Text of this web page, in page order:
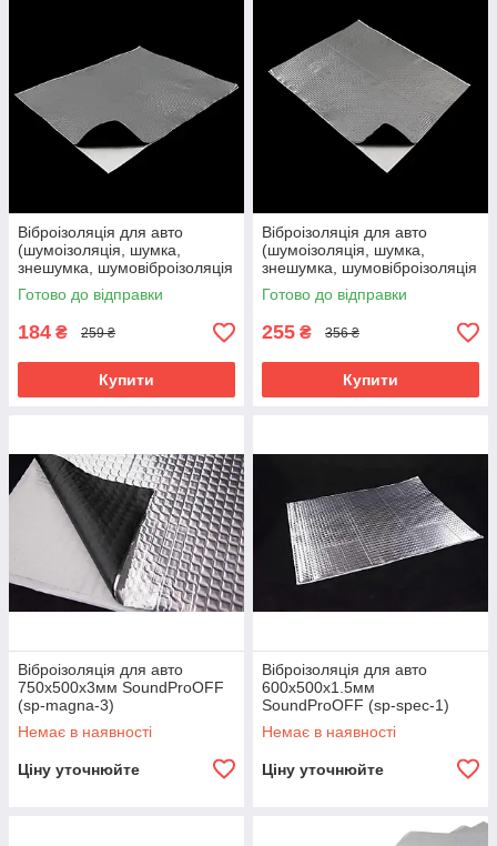
Віброізоляція для авто
(шумоізоляція, шумка,
знешумка, шумовіброізоляція
автомобіля) SoundProOFF X2
(sp-0014)
Готово до відправки
184 ₴ 259 ₴
Купити
Віброізоляція для авто
(шумоізоляція, шумка,
знешумка, шумовіброізоляція
автомобіля) SoundProOFF X3
(sp-0015)
Готово до відправки
255 ₴ 356 ₴
Купити
Віброізоляція для авто
750х500x3мм SoundProOFF
(sp-magna-3)
Немає в наявності
Ціну уточнюйте
Віброізоляція для авто
600х500x1.5мм
SoundProOFF (sp-spec-1)
Немає в наявності
Ціну уточнюйте